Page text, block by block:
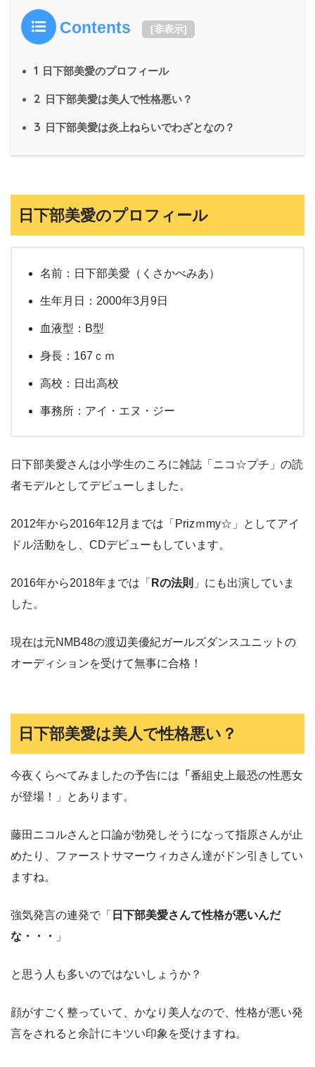
Contents [非表示]
1 日下部美愛のプロフィール
2 日下部美愛は美人で性格悪い？
3 日下部美愛は炎上ねらいでわざとなの？
日下部美愛のプロフィール
名前：日下部美愛（くさかべみあ）
生年月日：2000年3月9日
血液型：B型
身長：167ｃｍ
高校：日出高校
事務所：アイ・エヌ・ジー
日下部美愛さんは小学生のころに雑誌「ニコ☆プチ」の読
者モデルとしてデビューしました。
2012年から2016年12月までは「Prizｍmy☆」としてアイ
ドル活動をし、CDデビューもしています。
2016年から2018年までは「 Rの法則 」にも出演していま
した。
現在は元NMB48の渡辺美優紀ガールズダンスユニットの
オーディションを受けて無事に合格！
日下部美愛は美人で性格悪い？
今夜くらべてみましたの予告には 「 番組史上最恐の性悪女
が登場！」とあります。
藤田ニコルさんと口論が勃発しそうになって指原さんが止
めたり、ファーストサマーウィカさん達がドン引きしてい
ますね。
強気発言の連発で「 日下部美愛さんて性格が悪いんだ
な・・・
」
と思う人も多いのではないしょうか？
顔がすごく整っていて、かなり美人なので、性格が悪い発
言をされると余計にキツい印象を受けますね。